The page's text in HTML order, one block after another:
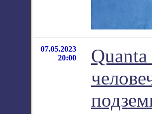
07.05.2023
20:00